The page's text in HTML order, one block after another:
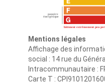
Mentions légales
Affichage des
social : 14 rue du
Intracommunautaire :
Carte T :